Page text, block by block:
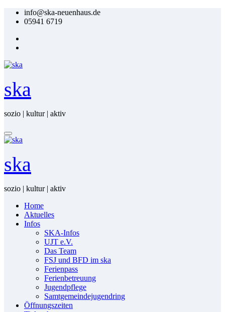
Zum
Inhalt
info@ska-neuenhaus.de
05941 6719
ska
sozio | kultur | aktiv
ska
sozio | kultur | aktiv
Home
Ak­tu­el­les
In­fos
SKA-In­fos
UJT e.V.
Das Team
FSJ und BFD im ska
Fe­ri­en­pass
Fe­ri­en­be­treu­ung
Ju­gend­pfle­ge
Samt­ge­mein­de­ju­gend­ring
Öff­nungs­zei­ten